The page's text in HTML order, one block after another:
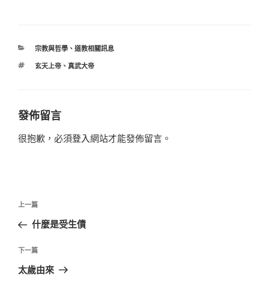
分
宗教與哲學、 道教相關訊息
標
玄天上帝、 真武大帝
發佈留言
很抱歉，必須登入網站才能發佈留言。
文
導
覽
上
一
文
章
上一篇
什麼是受生債
下
一
下一篇
太歲由來